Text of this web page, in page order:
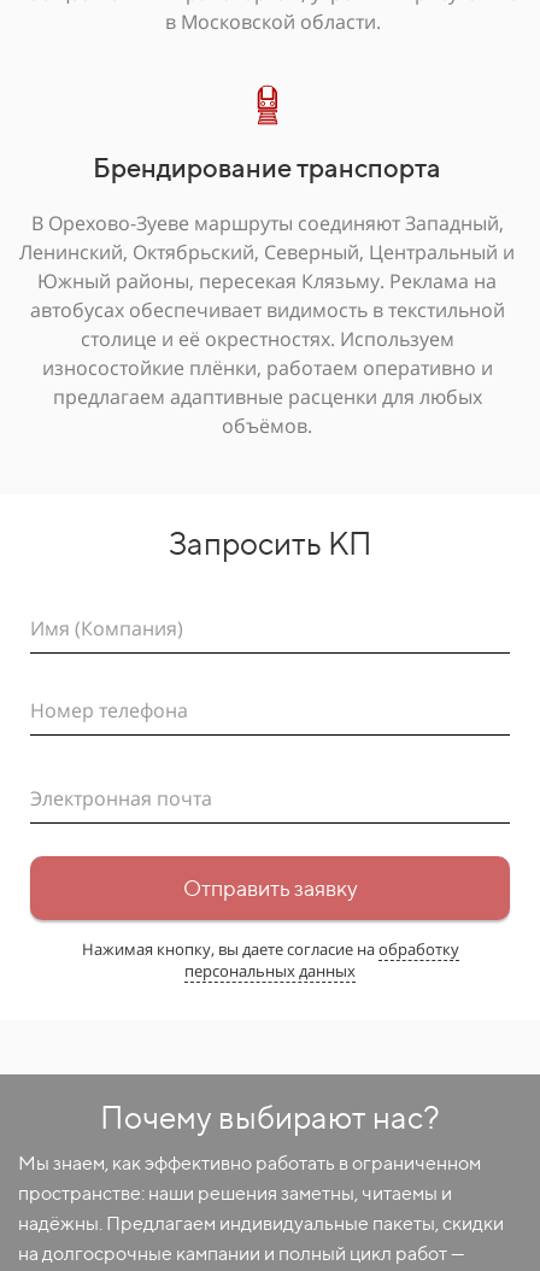
в Московской области.
Брендирование транспорта
В Орехово-Зуеве маршруты соединяют Западный,
Ленинский, Октябрьский, Северный, Центральный и
Южный районы, пересекая Клязьму. Реклама на
автобусах обеспечивает видимость в текстильной
столице и её окрестностях. Используем
износостойкие плёнки, работаем оперативно и
предлагаем адаптивные расценки для любых
объёмов.
Запросить КП
Имя (Компания)
Номер телефона
Электронная почта
Отправить заявку
Нажимая кнопку, вы даете согласие наобработку
персональных данных
Почему выбирают нас?
Мы знаем, как эффективно работать в ограниченном
пространстве: наши решения заметны, читаемы и
надёжны. Предлагаем индивидуальные пакеты, скидки
на долгосрочные кампании и полный цикл работ —